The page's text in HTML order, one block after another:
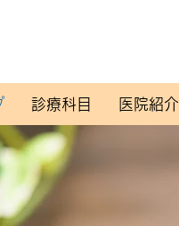
診療科目 医院紹介